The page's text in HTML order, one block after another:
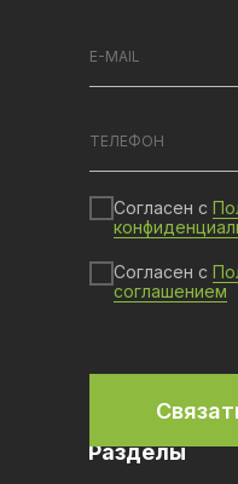
Разделы
Согласен с
Согласен с
соглашением